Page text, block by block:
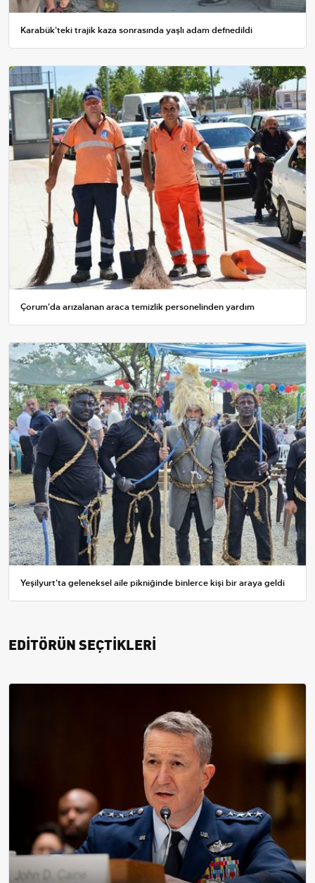
Karabük'teki trajik kaza sonrasında yaşlı adam defnedildi
Çorum'da arızalanan araca temizlik personelinden yardım
Yeşilyurt'ta geleneksel aile pikniğinde binlerce kişi bir araya geldi
EDİTÖRÜN SEÇTİKLERİ